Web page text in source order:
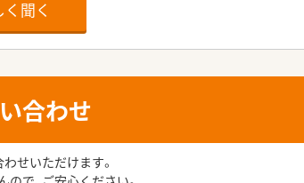
聞く
合わせ
せいただけます。